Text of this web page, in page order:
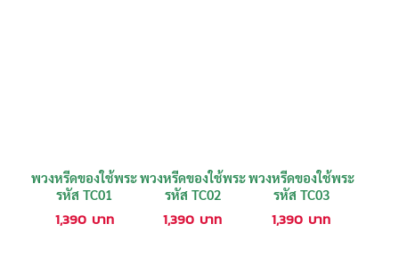
พวงหรีดของใช้พระ
รหัส TC01
1,390 บาท
พวงหรีดของใช้พระ
รหัส TC02
1,390 บาท
พวงหรีดของใช้พระ
รหัส TC03
1,390 บาท